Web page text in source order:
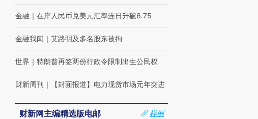
金融 ｜ 在岸人民币兑美元汇率连日升破6.75
金融我闻 ｜ 艾路明及多名股东被拘
世界 ｜ 特朗普再签两份行政令限制出生公民权
财新周刊 ｜ 【封面报道】电力现货市场元年突进
财新网主编精选版电邮
样例